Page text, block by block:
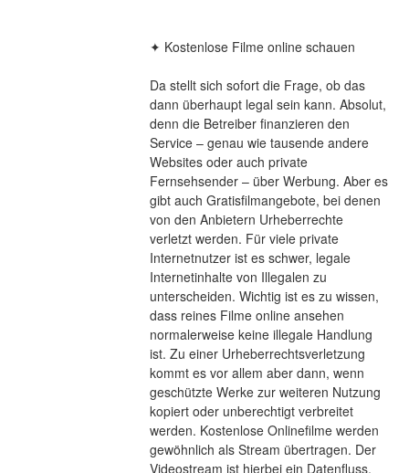
✦ Kostenlose Filme online schauen
Da stellt sich sofort die Frage, ob das
dann überhaupt legal sein kann. Absolut,
denn die Betreiber finanzieren den
Service – genau wie tausende andere
Websites oder auch private
Fernsehsender – über Werbung. Aber es
gibt auch Gratisfilmangebote, bei denen
von den Anbietern Urheberrechte
verletzt werden. Für viele private
Internetnutzer ist es schwer, legale
Internetinhalte von Illegalen zu
unterscheiden. Wichtig ist es zu wissen,
dass reines Filme online ansehen
normalerweise keine illegale Handlung
ist. Zu einer Urheberrechtsverletzung
kommt es vor allem aber dann, wenn
geschützte Werke zur weiteren Nutzung
kopiert oder unberechtigt verbreitet
werden. Kostenlose Onlinefilme werden
gewöhnlich als Stream übertragen. Der
Videostream ist hierbei ein Datenfluss,